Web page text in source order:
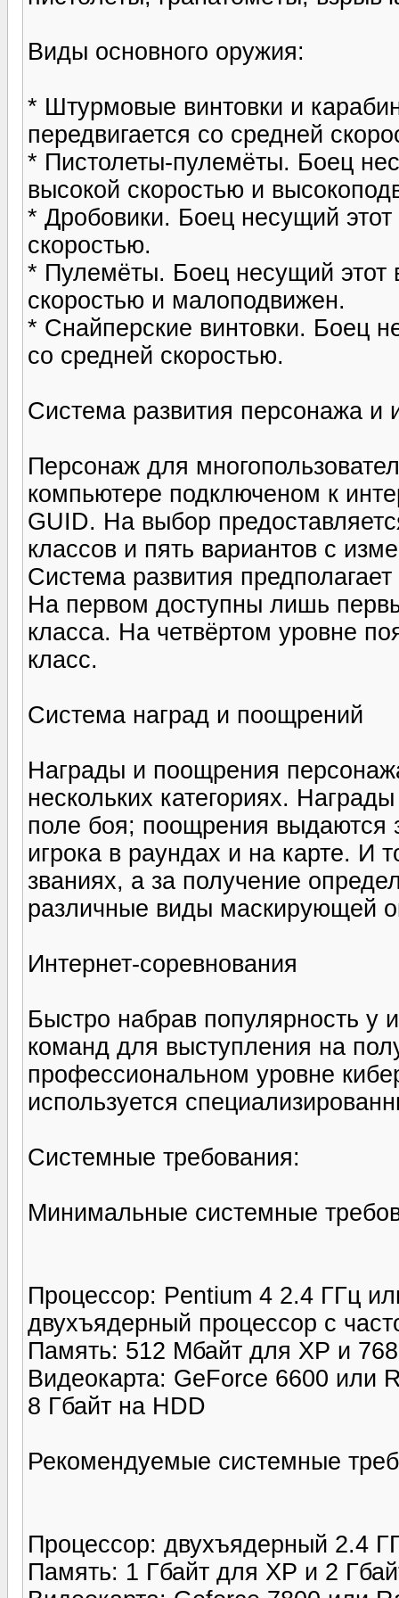
Виды основного оружия:
* Штурмовые винтовки и
передвигается со средней
* Пистолеты-пулемёты. Боец
высокой скоростью и
* Дробовики. Боец несущий
скоростью.
* Пулемёты. Боец несущий этот
скоростью и малоподвижен.
* Снайперские винтовки. Боец
со средней скоростью.
Система развития персонажа и
Персонаж для
компьютере подключеном к
GUID. На выбор
классов и пять вариантов с
Система развития
На первом доступны лишь
класса. На четвёртом уровне
класс.
Система наград и поощрений
Награды и поощрения
нескольких категориях.
поле боя; поощрения выдаются
игрока в раундах и на карте. И
званиях, а за получение
различные виды маскирующей
Интернет-соревнования
Быстро набрав популярность у
команд для выступления на
профессиональном уровне
используется
Системные требования:
Минимальные системные
Процессор: Pentium 4 2.4 ГГц
двухъядерный процессор с
Память: 512 Мбайт для XP и
Видеокарта: GeForce 6600 или
8 Гбайт на HDD
Рекомендуемые системные
Процессор: двухъядерный 2.4
Память: 1 Гбайт для XP и 2